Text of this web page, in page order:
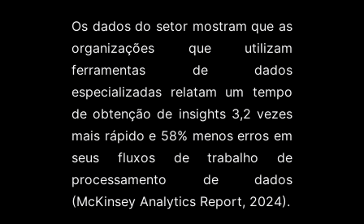
Os dados do setor mostram que as
organizações que utilizam
ferramentas de dados
especializadas relatam um tempo
de obtenção de insights 3,2 vezes
mais rápido e 58% menos erros em
seus fluxos de trabalho de
processamento de dados
(McKinsey Analytics Report, 2024).